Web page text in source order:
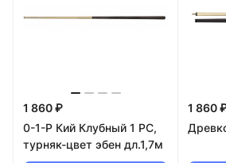
1 860 ₽
0-1-Р Кий Клубный 1 РС,
турняк-цвет эбен дл.1,7м
1 860